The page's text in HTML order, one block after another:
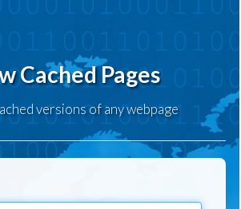
Cached Pages
versions of any webpage